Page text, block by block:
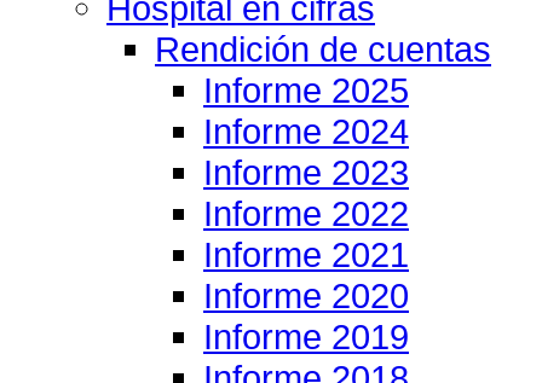
Rendición de cuentas
Informe 2025
Informe 2024
Informe 2023
Informe 2022
Informe 2021
Informe 2020
Informe 2019